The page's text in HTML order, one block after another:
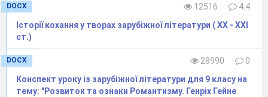
DOCX 12516
4.4
Історії кохання у творах зарубіжної літератури ( ХХ - ХХІ
ст.)
DOCX 28990
0
Конспект уроку із зарубіжної літератури для 9 класу на
тему: "Розвиток та ознаки Романтизму. Генріх Гейне